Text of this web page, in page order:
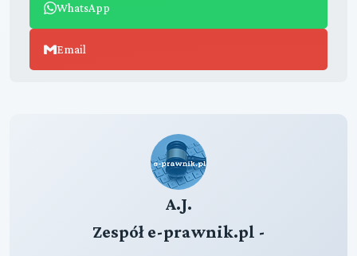
WhatsApp
Email
A.J.
Zespół e-prawnik.pl -